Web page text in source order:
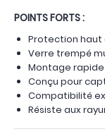
POINTS FORTS :
Protection haut
Verre trempé
Montage
Conçu pour
Compatibilité
Résiste aux